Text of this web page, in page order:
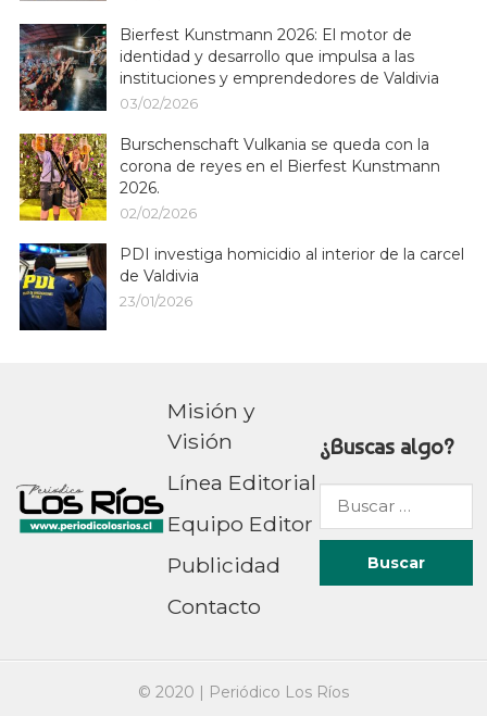
Bierfest Kunstmann 2026: El motor de
identidad y desarrollo que impulsa a las
instituciones y emprendedores de Valdivia
03/02/2026
Burschenschaft Vulkania se queda con la
corona de reyes en el Bierfest Kunstmann
2026.
02/02/2026
PDI investiga homicidio al interior de la carcel
de Valdivia
23/01/2026
Misión y
Visión
Línea Editorial
Equipo Editor
Publicidad
Contacto
¿Buscas algo?
Buscar
por:
© 2020 | Periódico Los Ríos